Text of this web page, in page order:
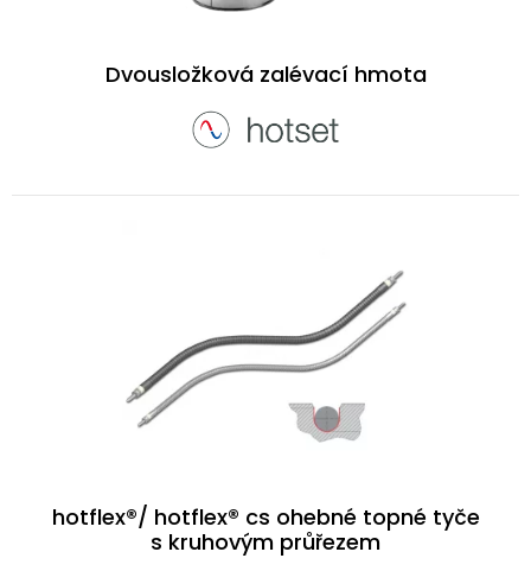
Dvousložková zalévací hmota
hotflex®/ hotflex® cs ohebné topné tyče
s kruhovým průřezem